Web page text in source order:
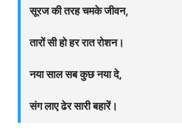
सूरज की तरह चमके जीवन,
तारों सी हो हर रात रोशन।
नया साल सब कुछ नया दे,
संग लाए ढेर सारी बहारें।